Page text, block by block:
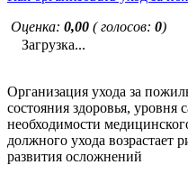
Оценка: 0,00 ( голосов: 0)
Загрузка...
Организация ухода за
состояния здоровья, уровня
необходимости
должного ухода возрастает
развития осложнений